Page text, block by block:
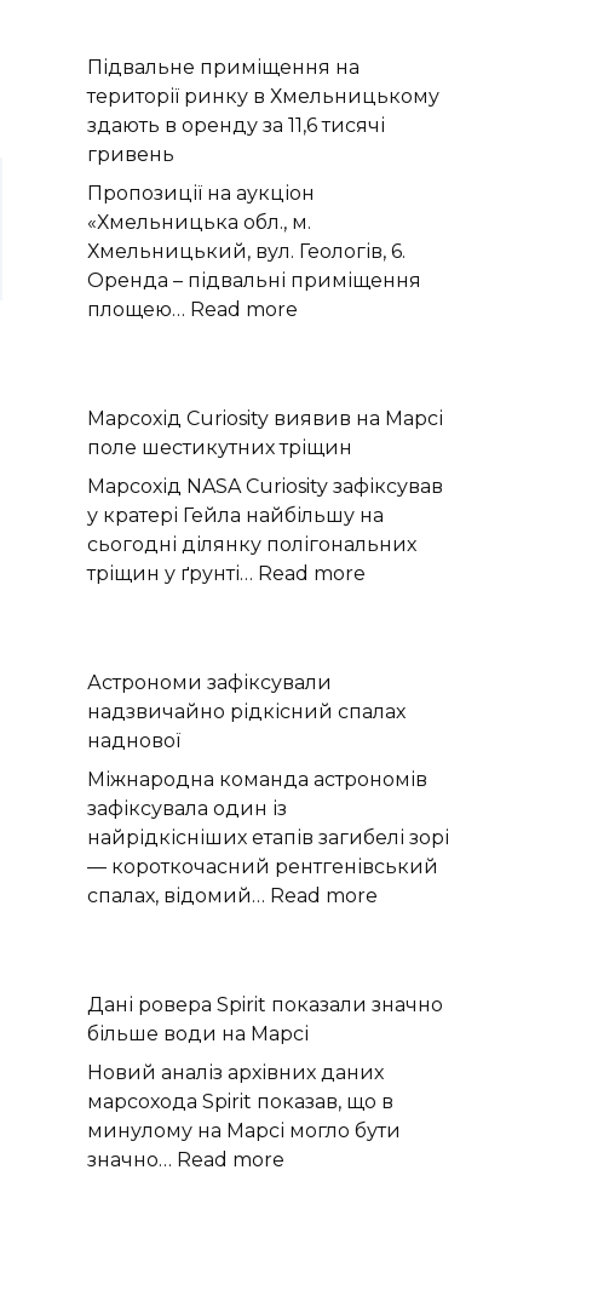
у
частинці
X(2370)
глюболу
Підвальне приміщення на
території ринку в Хмельницькому
здають в оренду за 11,6 тисячі
гривень
Пропозиції на аукціон
«Хмельницька обл., м.
Хмельницький, вул. Геологів, 6.
Оренда – підвальні приміщення
площею… Read more
території
ринку
в
Хмельницькому
здають
в
тисячі
гривень
Марсохід Curiosity виявив на Марсі
поле шестикутних тріщин
Марсохід NASA Curiosity зафіксував
у кратері Гейла найбільшу на
сьогодні ділянку полігональних
тріщин у ґрунті… Read more
Марсі
шестикутних
Астрономи зафіксували
надзвичайно рідкісний спалах
наднової
Міжнародна команда астрономів
зафіксувала один із
найрідкісніших етапів загибелі зорі
— короткочасний рентгенівський
спалах, відомий… Read more
рідкісний
наднової
Дані ровера Spirit показали значно
більше води на Марсі
Новий аналіз архівних даних
марсохода Spirit показав, що в
минулому на Марсі могло бути
значно… Read more